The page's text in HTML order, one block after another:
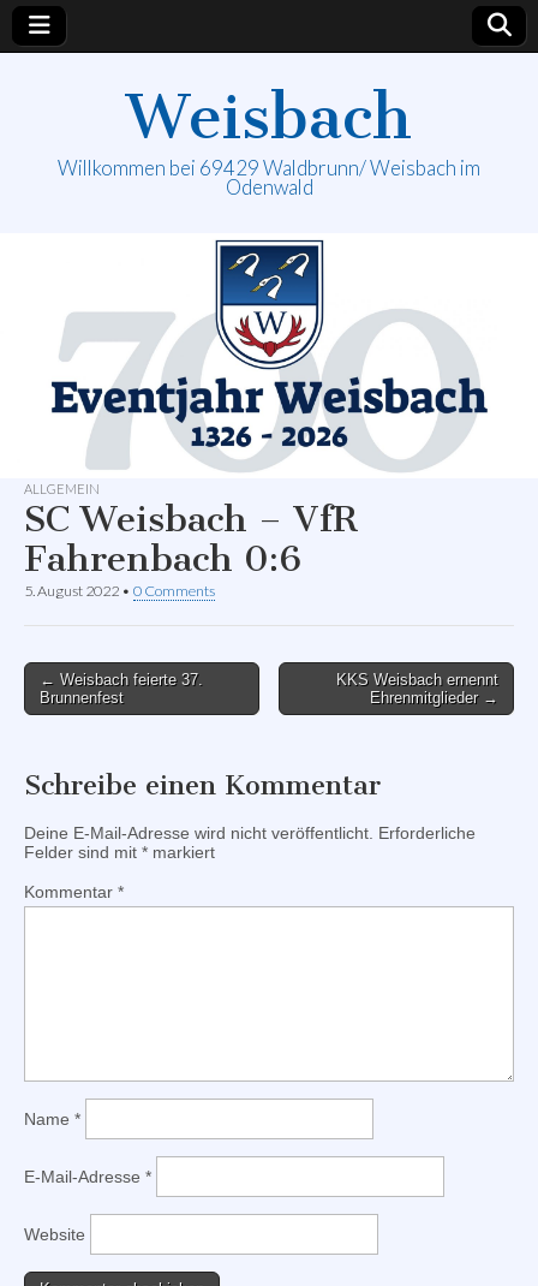
Weisbach
Willkommen bei 69429 Waldbrunn/ Weisbach im
Odenwald
ALLGEMEIN
SC Weisbach – VfR
Fahrenbach 0:6
5. August 2022 • 0 Comments
Post
navigation
← Weisbach feierte 37.
Brunnenfest
KKS Weisbach ernennt
Ehrenmitglieder →
Schreibe einen Kommentar
Deine E-Mail-Adresse wird nicht veröffentlicht. Erforderliche
Felder sind mit * markiert
Kommentar *
Name *
E-Mail-Adresse *
Website